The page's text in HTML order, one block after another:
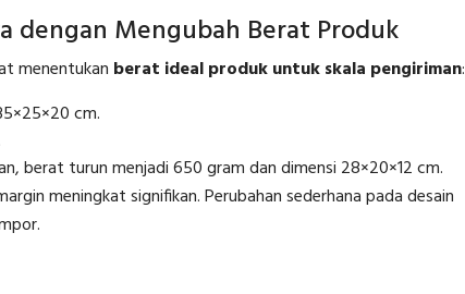
dengan Mengubah Berat Produk
menentukan berat ideal produk untuk skala pengiriman:
cm.
berat turun menjadi 650 gram dan dimensi 28×20×12 cm.
meningkat signifikan. Perubahan sederhana pada desain